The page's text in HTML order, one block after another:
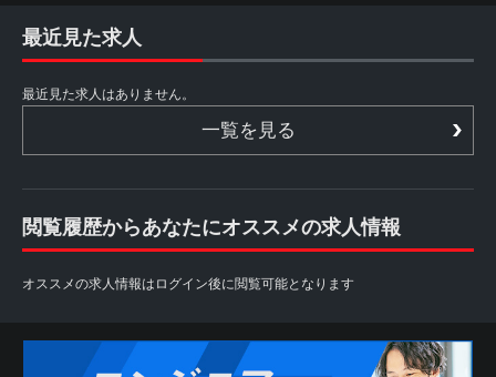
最近見た求人
最近見た求人はありません。
一覧を見る
閲覧履歴からあなたにオススメの求人情報
オススメの求人情報はログイン後に閲覧可能となります